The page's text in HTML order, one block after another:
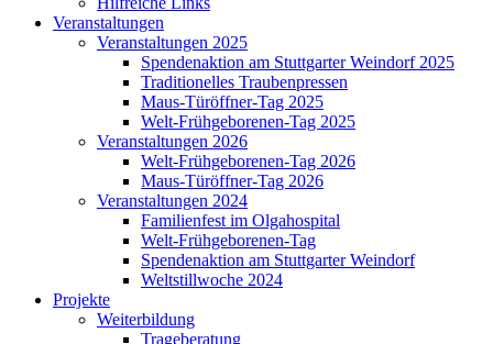
Veranstaltungen
Veranstaltungen 2025
Spendenaktion am Stuttgarter Weindorf 2025
Traditionelles Traubenpressen
Maus-Türöffner-Tag 2025
Welt-Frühgeborenen-Tag 2025
Veranstaltungen 2026
Welt-Frühgeborenen-Tag 2026
Maus-Türöffner-Tag 2026
Veranstaltungen 2024
Familienfest im Olgahospital
Welt-Frühgeborenen-Tag
Spendenaktion am Stuttgarter Weindorf
Weltstillwoche 2024
Projekte
Weiterbildung
Trageberatung